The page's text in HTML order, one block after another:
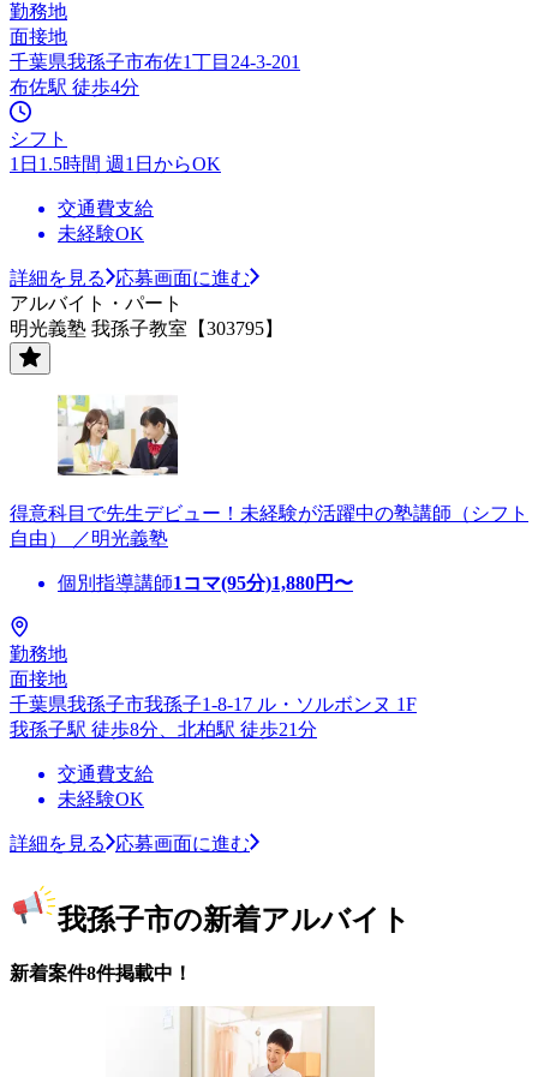
勤務地
面接地
千葉県我孫子市布佐1丁目24-3-201
布佐駅 徒歩4分
シフト
1日1.5時間 週1日からOK
交通費支給
未経験OK
詳細を見る
応募画面に進む
アルバイト・パート
明光義塾 我孫子教室【303795】
得意科目で先生デビュー！未経験が活躍中の塾講師（シフト
自由） ／明光義塾
個別指導講師1コマ(95分)1,880円〜
勤務地
面接地
千葉県我孫子市我孫子1-8-17 ル・ソルボンヌ 1F
我孫子駅 徒歩8分、北柏駅 徒歩21分
交通費支給
未経験OK
詳細を見る 応募画面に進む
我孫子市の新着アルバイト
新着案件8件掲載中！